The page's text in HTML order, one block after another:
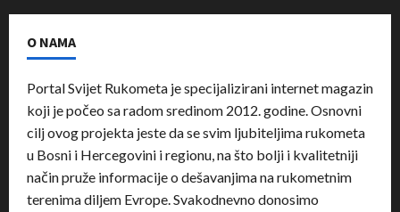
O NAMA
Portal Svijet Rukometa je specijalizirani internet magazin
koji je počeo sa radom sredinom 2012. godine. Osnovni
cilj ovog projekta jeste da se svim ljubiteljima rukometa
u Bosni i Hercegovini i regionu, na što bolji i kvalitetniji
način pruže informacije o dešavanjima na rukometnim
terenima diljem Evrope. Svakodnevno donosimo